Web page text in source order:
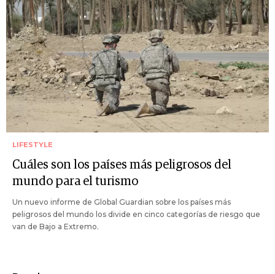
LIFESTYLE
Cuáles son los países más peligrosos del
mundo para el turismo
Un nuevo informe de Global Guardian sobre los países más
peligrosos del mundo los divide en cinco categorías de riesgo que
van de Bajo a Extremo.